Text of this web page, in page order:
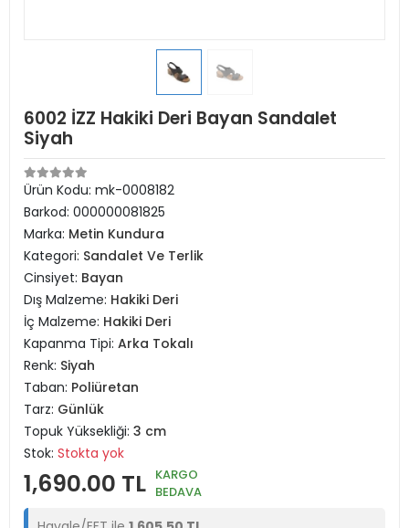
6002 İZZ Hakiki Deri Bayan Sandalet
Siyah
Ürün Kodu: mk-0008182
Barkod: 000000081825
Marka: Metin Kundura
Kategori: Sandalet Ve Terlik
Cinsiyet: Bayan
Dış Malzeme: Hakiki Deri
İç Malzeme: Hakiki Deri
Kapanma Tipi: Arka Tokalı
Renk: Siyah
Taban: Poliüretan
Tarz: Günlük
Topuk Yüksekliği: 3 cm
Stok: Stokta yok
1,690.00 TL KARGO
BEDAVA